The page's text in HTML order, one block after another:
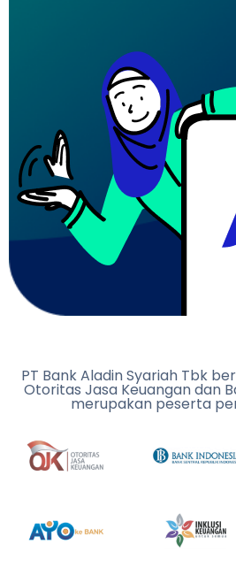
PT Bank Aladin Syariah Tbk
Otoritas Jasa Keuangan dan
merupakan peserta